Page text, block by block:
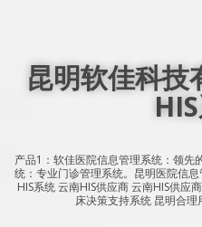
昆明软佳科技
产品1：软佳医院信息管理系统：领先
统：专业门诊管理系统。昆明医院信
HIS系统 云南HIS供应商 云南HIS供应
床决策支持系统 昆明合